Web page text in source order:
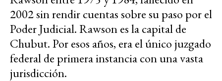
2002 sin rendir cuentas sobre su paso por el
Poder Judicial. Rawson es la capital de
Chubut. Por esos años, era el único juzgado
federal de primera instancia con una vasta
jurisdicción.